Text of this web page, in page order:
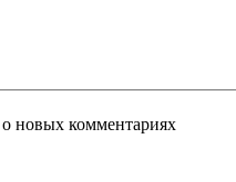
новых комментариях